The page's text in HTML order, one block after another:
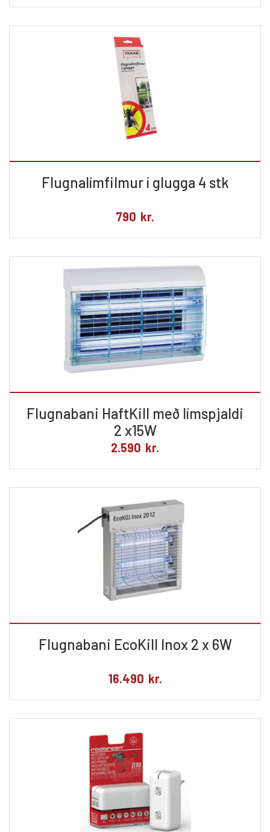
Flugnalímfilmur í glugga 4 stk
790 kr.
Flugnabani HaftKill með límspjaldi
2 x15W
2.590 kr.
Flugnabani EcoKill Inox 2 x 6W
16.490 kr.